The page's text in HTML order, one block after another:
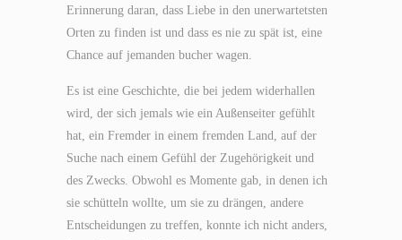
Erinnerung daran, dass Liebe in den unerwartetsten
Orten zu finden ist und dass es nie zu spät ist, eine
Chance auf jemanden bucher wagen.
Es ist eine Geschichte, die bei jedem widerhallen
wird, der sich jemals wie ein Außenseiter gefühlt
hat, ein Fremder in einem fremden Land, auf der
Suche nach einem Gefühl der Zugehörigkeit und
des Zwecks. Obwohl es Momente gab, in denen ich
sie schütteln wollte, um sie zu drängen, andere
Entscheidungen zu treffen, konnte ich nicht anders,